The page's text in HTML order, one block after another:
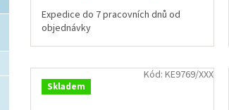
Expedice do 7 pracovních dnů od
objednávky
Skladem
Kód: KE9769/XXX